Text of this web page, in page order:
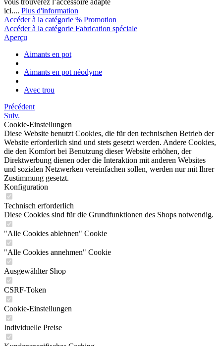
vous trouverez l’accessoire adapté
ici.... Plus d'information
Accéder à la catégorie % Promotion
Accéder à la catégorie Fabrication spéciale
Aperçu
Aimants en pot
Aimants en pot néodyme
Avec trou
Précédent
Suiv.
Cookie-Einstellungen
Diese Website benutzt Cookies, die für den technischen Betrieb der
Website erforderlich sind und stets gesetzt werden. Andere Cookies,
die den Komfort bei Benutzung dieser Website erhöhen, der
Direktwerbung dienen oder die Interaktion mit anderen Websites
und sozialen Netzwerken vereinfachen sollen, werden nur mit Ihrer
Zustimmung gesetzt.
Konfiguration
Technisch erforderlich
Diese Cookies sind für die Grundfunktionen des Shops notwendig.
"Alle Cookies ablehnen" Cookie
"Alle Cookies annehmen" Cookie
Ausgewählter Shop
CSRF-Token
Cookie-Einstellungen
Individuelle Preise